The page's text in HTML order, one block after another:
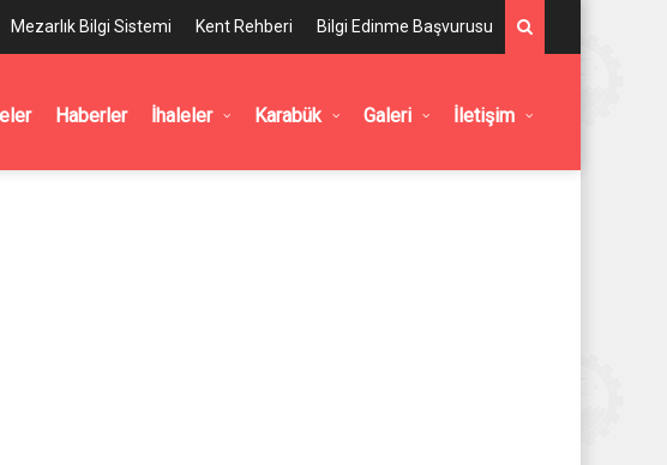
Mezarlık Bilgi Sistemi Kent Rehberi Bilgi Edinme Başvurusu
Haberler İhaleler Karabük Galeri İletişim